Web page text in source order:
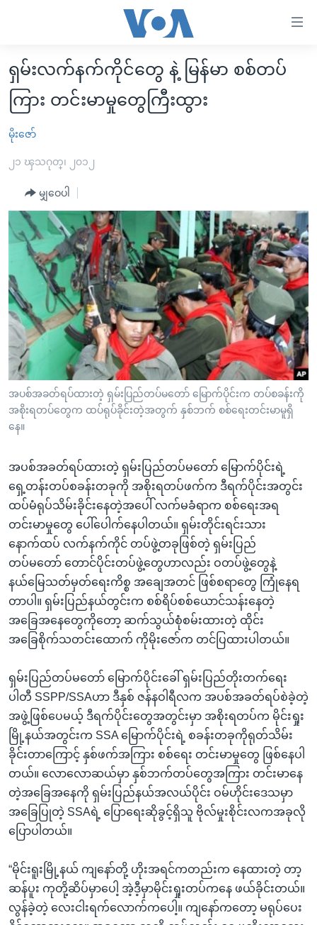
လွယ်ကူ
စေ
သည့်
Link
များ
သို့
ကျော်
ရန်
ပင်မ
အ
ညွန်း
စာမျက်နှာ
သို့
ကျော်
ကြည့်
ရန်
နေရာ
သို့
ကျော်
ရန်
မူလစာမျက်နှာ
မြန်မာ
ကမ္ဘာ့သတင်းများ
တရုတ်
အစ္စရေး-ပါလက်စတိုင်း
ရပ်ဝန်းတခု လမ်းတခု အလွန်
အင်္ဂလိပ်စာလေ့လာမယ်
အမေရိကန်သုံးအီဒီယံ
မကြေးမုံရဲ့ အင်္ဂလိပ်စာ
ရုပ်ရှင်ထဲက အင်္ဂလိပ်စာ
သုတပဒေသာ အင်္ဂလိပ်စာ
အပတ်စဉ်ကဏ္ဍများ
ရေဒီယို
တီဗွီ
ရေဒီယိုနှင့်ရုပ်သံ အချက်အလက်များ
ရေဒီယို/တီဗွီအစီအစဉ်
Learning English
ဗွီအိုအေ လူမှုကွန်ယက်များ
ရှမ်းလက်နက်ကိုင်တွေ နဲ့ မြန်မာ စစ်တပ်
ကြား တင်းမာမှုတွေကြီးထွား
မိုးဇော်
၂၁ ၾသဂုတ္၊ ၂၀၁၂
မျှဝေပါ
အပစ်အခတ်ရပ်ထားတဲ့ ရှမ်းပြည်တပ်မတော် မြောက်ပိုင်းက တပ်စခန်းကို
အစိုးရတပ်တွေက ထပ်ရုပ်ခိုင်းတဲ့အတွက် နှစ်ဘက် စစ်ရေးတင်းမာမူရှိ
နေ။
အပစ်အခတ်ရပ်ထားတဲ့ ရှမ်းပြည်တပ်မတော် မြောက်ပိုင်းရဲ့
ရှေ့တန်းတပ်စခန်းတခုကို အစိုးရတပ်ဖက်က ဒီရက်ပိုင်းအတွင်း
ထပ်မံရုပ်သိမ်းခိုင်းနေတဲ့အပေါ် လက်မခံရာက စစ်ရေးအရ
တင်းမာမှုတွေ ပေါ်ပေါက်နေပါတယ်။ ရှမ်းတိုင်းရင်းသား
နောက်ထပ် လက်နက်ကိုင် တပ်ဖွဲ့တခုဖြစ်တဲ့ ရှမ်းပြည်
တပ်မတော် တောင်ပိုင်းတပ်ဖွဲ့တွေဟာလည်း ဝတပ်ဖွဲ့တွေနဲ့
နယ်မြေသတ်မှတ်ရေးကိစ္စ အချေအတင် ဖြစ်စရာတွေ ကြုံနေရ
တာပါ။ ရှမ်းပြည်နယ်တွင်းက စစ်ရိပ်စစ်ယောင်သန်းနေတဲ့
အခြေအနေတွေကိုတော့ ဆက်သွယ်စုံစမ်းထားတဲ့ ထိုင်း
အခြေစိုက်သတင်းထောက် ကိုမိုးဇော်က တင်ပြထားပါတယ်။
ရှမ်းပြည်တပ်မတော် မြောက်ပိုင်းခေါ် ရှမ်းပြည်တိုးတက်ရေး
ပါတီ SSPP/SSAဟာ ဒီနှစ် ဇန်နဝါရီလက အပစ်အခတ်ရပ်စဲခဲ့တဲ့
အဖွဲ့ဖြစ်ပေမယ့် ဒီရက်ပိုင်းတွေအတွင်းမှာ အစိုးရတပ်က မိုင်းရှုး
မြို့နယ်အတွင်းက SSA မြောက်ပိုင်းရဲ့ စခန်းတခုကိုရုတ်သိမ်း
ခိုင်းတာကြောင့် နှစ်ဖက်အကြား စစ်ရေး တင်းမာမှုတွေ ဖြစ်နေပါ
တယ်။ လောလောဆယ်မှာ နှစ်ဘက်တပ်တွေအကြား တင်းမာနေ
တဲ့အခြေအနေကို ရှမ်းပြည်နယ်အလယ်ပိုင်း ဝမ်ဟိုင်းဒေသမှာ
အခြေပြုတဲ့ SSAရဲ့ ပြောရေးဆိုခွင့်ရှိသူ ဗိုလ်မှုးစိုင်းလကအခုလို
ပြောပါတယ်။
“မိုင်းရူးမြို့နယ် ကျနော်တို့ ဟိုးအရင်ကတည်းက နေထားတဲ့ တာ့
ဆန်ပူး ကုတို့ဆိပ်မှာပေါ့ အဲ့ဒီ့မှာမိုင်းရှုးတပ်ကနေ ဖယ်ခိုင်းတယ်။
လွန်ခဲ့တဲ့ လေးငါးရက်လောက်ကပေါ့။ ကျနော်ကတော့ မရုပ်ပေး